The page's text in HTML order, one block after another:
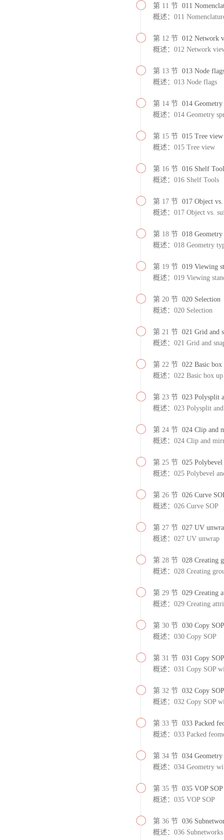
第 11 节 011
概述：011
第 12 节 012 Network
概述：012 Network
第 13 节 013 Node
概述：013 Node flags
第 14 节 014 Geometry
概述：014 Geometry
第 15 节 015 Tree view
概述：015 Tree view
第 16 节 016 Shelf
概述：016 Shelf Tools
第 17 节 017 Object
概述：017 Object vs.
第 18 节 018 Geometry
概述：018 Geometry
第 19 节 019 Viewing
概述：019 Viewing
第 20 节 020 Selection
概述：020 Selection
第 21 节 021 Grid and
概述：021 Grid and
第 22 节 022 Basic
概述：022 Basic box
第 23 节 023 Polysplit
概述：023 Polysplit and
第 24 节 024 Clip and
概述：024 Clip and
第 25 节 025
概述：025 Polybevel
第 26 节 026 Curve
概述：026 Curve SOP
第 27 节 027 UV
概述：027 UV unwrap
第 28 节 028 Creating
概述：028 Creating
第 29 节 029 Creating
概述：029 Creating
第 30 节 030 Copy SOP
概述：030 Copy SOP
第 31 节 031 Copy
概述：031 Copy SOP
第 32 节 032 Copy
概述：032 Copy SOP
第 33 节 033 Packed
概述：033 Packed
第 34 节 034
概述：034 Geometry
第 35 节 035 VOP SOP
概述：035 VOP SOP
第 36 节 036
概述：036 Subnetworks